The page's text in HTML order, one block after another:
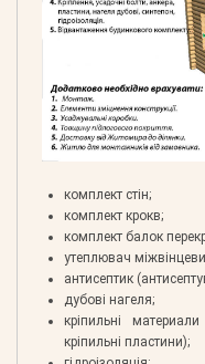
комплект стін;
комплект крокв;
комплект балок
утеплювач
антисептик
дубові нагеля;
кріпильні
кріпильні пластини);